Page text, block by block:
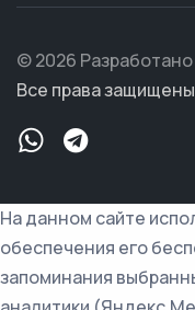
© 2026
Все права защищены
На данном сайте
обеспечения его
запоминания